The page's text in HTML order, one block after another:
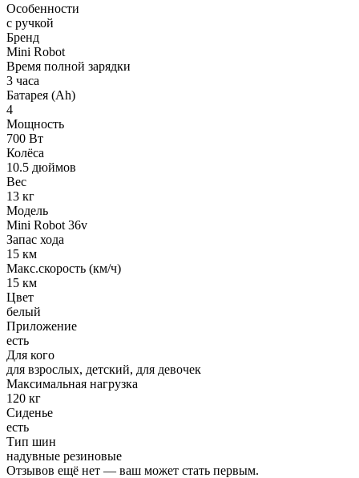
Особенности
с ручкой
Бренд
Mini Robot
Время полной зарядки
3 часа
Батарея (Ah)
4
Мощность
700 Вт
Колёса
10.5 дюймов
Вес
13 кг
Модель
Mini Robot 36v
Запас хода
15 км
Макс.скорость (км/ч)
15 км
Цвет
белый
Приложение
есть
Для кого
для взрослых, детский, для девочек
Максимальная нагрузка
120 кг
Сиденье
есть
Тип шин
надувные резиновые
Отзывов ещё нет — ваш может стать первым.